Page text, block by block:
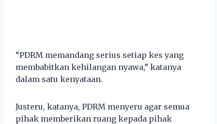
“PDRM memandang serius setiap kes yang
membabitkan kehilangan nyawa,” katanya
dalam satu kenyataan.
Justeru, katanya, PDRM menyeru agar semua
pihak memberikan ruang kepada pihak